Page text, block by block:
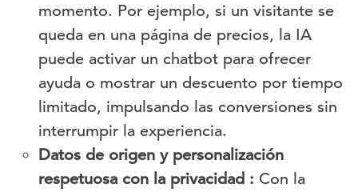
momento. Por ejemplo, si un visitante se
queda en una página de precios, la IA
puede activar un chatbot para ofrecer
ayuda o mostrar un descuento por tiempo
limitado, impulsando las conversiones sin
interrumpir la experiencia.
Datos de origen y personalización
respetuosa con la privacidad : Con la